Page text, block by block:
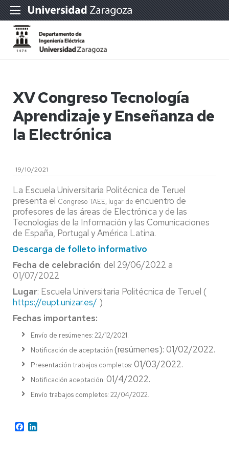
XV Congreso Tecnología
Aprendizaje y Enseñanza de
la Electrónica
19/10/2021
La Escuela Universitaria Politécnica de Teruel
presenta el Congreso TAEE, lugar de encuentro de
profesores de las áreas de Electrónica y de las
Tecnologías de la Información y las Comunicaciones
de España, Portugal y América Latina.
Descarga de folleto informativo
Fecha de celebración: del 29/06/2022 a
01/07/2022
Lugar: Escuela Universitaria Politécnica de Teruel (
https://eupt.unizar.es/ )
Fechas importantes:
Envío de resúmenes: 22/12/2021.
Notificación de aceptación (resúmenes): 01/02/2022.
Presentación trabajos completos: 01/03/2022.
Notificación aceptación: 01/4/2022.
Envío trabajos completos: 22/04/2022.
Facebook